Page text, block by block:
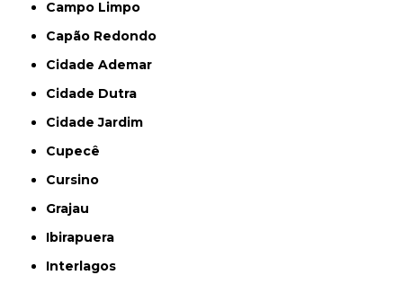
Campo Limpo
Capão Redondo
Cidade Ademar
Cidade Dutra
Cidade Jardim
Cupecê
Cursino
Grajau
Ibirapuera
Interlagos